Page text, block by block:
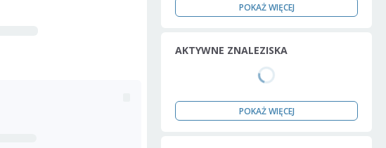
POKAŻ WIĘCEJ
AKTYWNE ZNALEZISKA
POKAŻ WIĘCEJ